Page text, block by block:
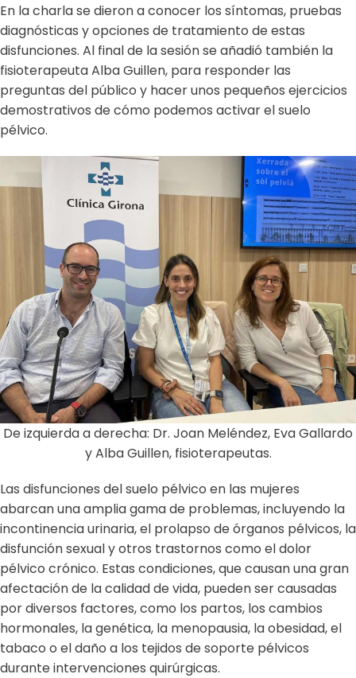
En la charla se dieron a conocer los síntomas, pruebas
diagnósticas y opciones de tratamiento de estas
disfunciones. Al final de la sesión se añadió también la
fisioterapeuta Alba Guillen, para responder las
preguntas del público y hacer unos pequeños ejercicios
demostrativos de cómo podemos activar el suelo
pélvico.
De izquierda a derecha: Dr. Joan Meléndez, Eva Gallardo
y Alba Guillen, fisioterapeutas.
Las disfunciones del suelo pélvico en las mujeres
abarcan una amplia gama de problemas, incluyendo la
incontinencia urinaria, el prolapso de órganos pélvicos, la
disfunción sexual y otros trastornos como el dolor
pélvico crónico. Estas condiciones, que causan una gran
afectación de la calidad de vida, pueden ser causadas
por diversos factores, como los partos, los cambios
hormonales, la genética, la menopausia, la obesidad, el
tabaco o el daño a los tejidos de soporte pélvicos
durante intervenciones quirúrgicas.